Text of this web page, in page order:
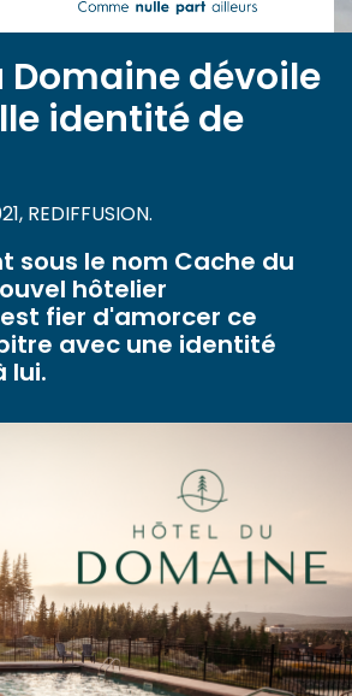
Domaine dévoile
identité de
REDIFFUSION.
sous le nom Cache du
hôtelier
fier d'amorcer ce
avec une identité
lui.